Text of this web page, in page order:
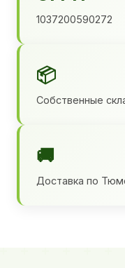
1037200590272
📦
Собственные
🚚
Доставка по